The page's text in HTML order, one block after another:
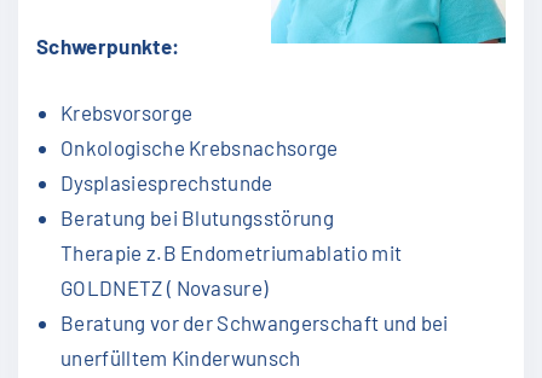
Schwerpunkte:
Krebsvorsorge
Onkologische Krebsnachsorge
Dysplasiesprechstunde
Beratung bei Blutungsstörung
Therapie z.B Endometriumablatio mit
GOLDNETZ ( Novasure)
Beratung vor der Schwangerschaft und bei
unerfülltem Kinderwunsch